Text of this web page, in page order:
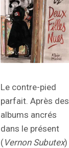
Le contre-pied
parfait. Après des
albums ancrés
dans le présent
(Vernon Subutex)